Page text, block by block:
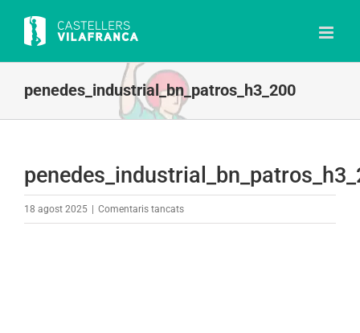
content
penedes_industrial_bn_patros_h3_200
18 agost 2025 Comentaris tancatsa